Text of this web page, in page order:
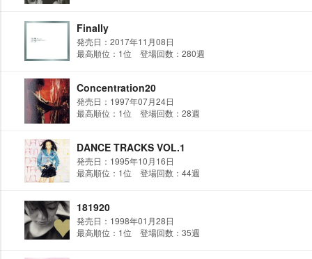
Finally
発売日：2017年11月08日
最高順位：1位 登場回数：280週
Concentration20
発売日：1997年07月24日
最高順位：1位 登場回数：28週
DANCE TRACKS VOL.1
発売日：1995年10月16日
最高順位：1位 登場回数：44週
181920
発売日：1998年01月28日
最高順位：1位 登場回数：35週